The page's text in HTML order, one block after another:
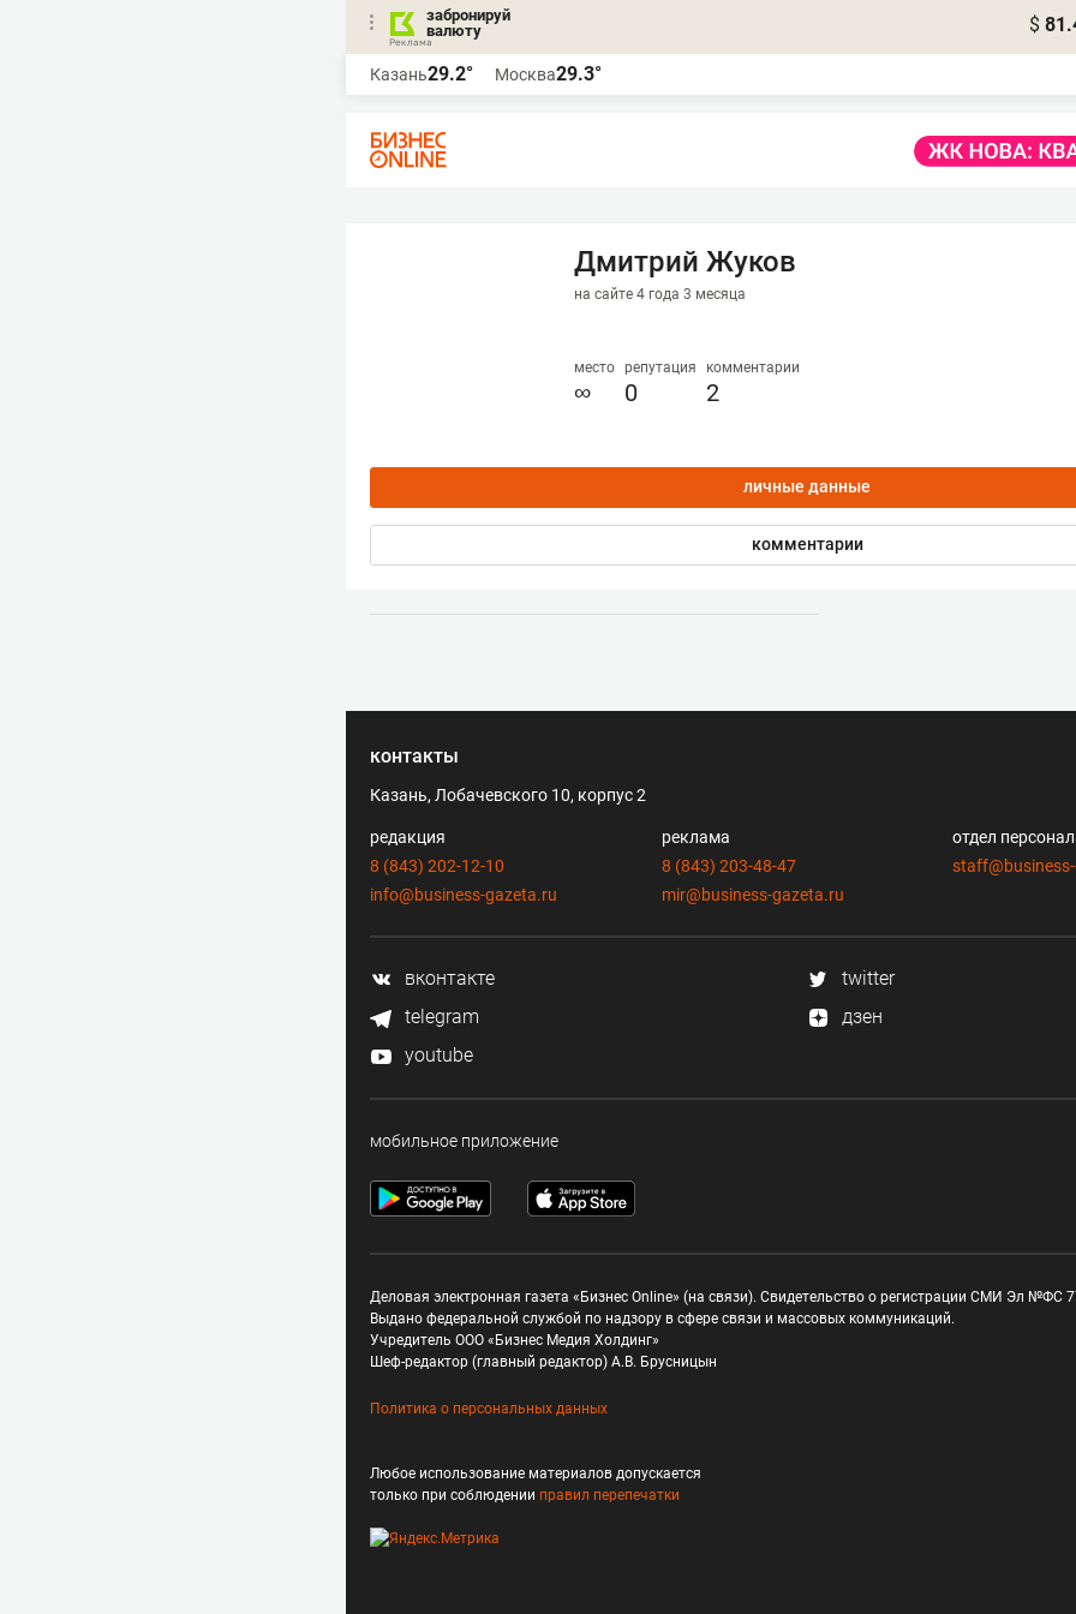
забронируй
валюту
$
Казань29.2° Москва29.3°
Дмитрий Жуков
на сайте 4 года 3 месяца
место
∞
репутация
0
комментарии
2
личные данные
комментарии
контакты
Казань, Лобачевского 10, корпус 2
редакция
8 (843) 202-12-10
info@business-gazeta.ru
реклама
8 (843) 203-48-47
mir@business-gazeta.ru
отдел
вконтакте
twitter
telegram
дзен
youtube
мобильное приложение
Деловая электронная газета «Бизнес Online» (на связи). Свидетельство о регистрации СМИ Эл №ФС
Выдано федеральной службой по надзору в сфере связи и массовых коммуникаций.
Учредитель ООО «Бизнес Медия Холдинг»
Шеф-редактор (главный редактор) А.В. Брусницын
Политика о персональных данных
Любое использование материалов допускается
только при соблюдении правил перепечатки